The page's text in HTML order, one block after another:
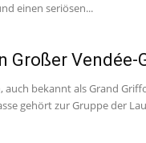
einen seriösen...
Großer
auch bekannt als Grand
gehört zur Gruppe der